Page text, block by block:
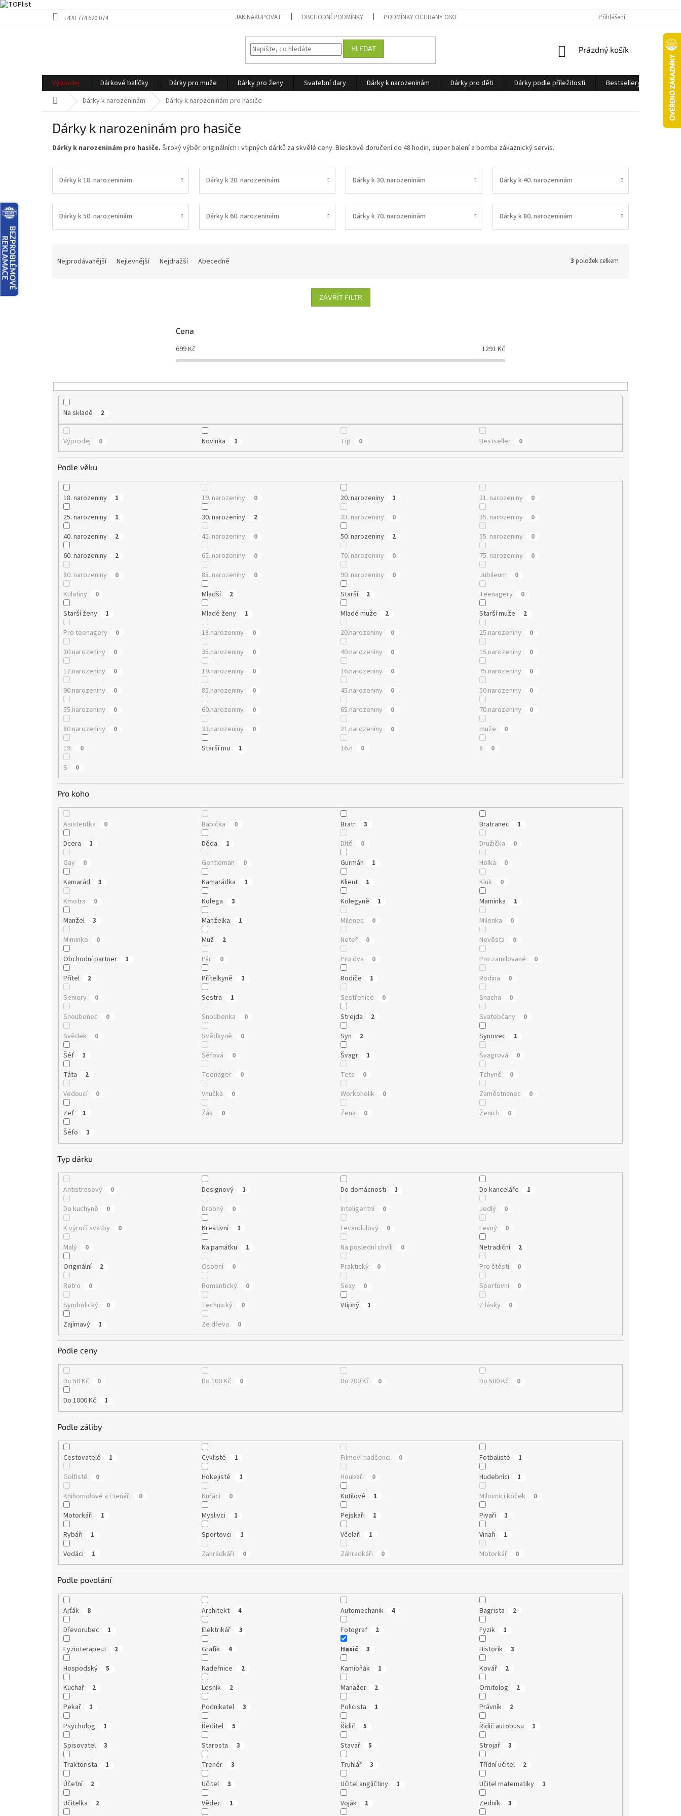
na
+420 774 620 074 JAK NAKUPOVAT OBCHODNÍ PODMÍNKY PODMÍNKY OCHRANY OSOBNÍCH ÚDAJŮ Přihlášení
HLEDAT
NÁKUPNÍ
Prázdný košík
Výprodej Dárkové balíčky Dárky pro muže Dárky pro ženy Svatební dary Dárky k narozeninám Dárky pro děti Dárky podle příležitosti Bestsellery
Domů Dárky k narozeninám Dárky k narozeninám pro hasiče
Dárky k narozeninám pro hasiče
Dárky k narozeninám pro hasiče. Široký výběr originálních i vtipných dárků za skvělé ceny. Bleskové doručení do 48 hodin, super balení a bomba zákaznický servis.
Dárky k 18. narozeninám Dárky k 20. narozeninám Dárky k 30. narozeninám Dárky k 40. narozeninám
Dárky k 50. narozeninám Dárky k 60. narozeninám Dárky k 70. narozeninám Dárky k 80. narozeninám
t
ů
Nejprodávanější Nejlevnější Nejdražší Abecedně 3 položek celkem
ZAVŘÍT FILTR
Cena
699Kč 1291 Kč
Na skladě 2
Výprodej 0 Novinka 1 Tip 0 Bestseller 0
Podle věku
18. narozeniny 1 19. narozeniny 0 20. narozeniny 1 21. narozeniny 0
25. narozeniny 1 30. narozeniny 2 33. narozeniny 0 35. narozeniny 0
40. narozeniny 2 45. narozeniny 0 50. narozeniny 2 55. narozeniny 0
60. narozeniny 2 65. narozeniny 0 70. narozeniny 0 75. narozeniny 0
80. narozeniny 0 85. narozeniny 0 90. narozeniny 0 Jubileum 0
Kulatiny 0 Mladší 2 Starší 2 Teenagery 0
Starší ženy 1 Mladé ženy 1 Mladé muže 2 Starší muže 2
Pro teenagery 0 18.narozeniny 0 20.narozeniny 0 25.narozeniny 0
30.narozeniny 0 35.narozeniny 0 40.narozeniny 0 15.narozeniny 0
17.narozeniny 0 19.narozeniny 0 16.narozeniny 0 75.narozeniny 0
90.narozeniny 0 85.narozeniny 0 45.narozeniny 0 50.narozeniny 0
55.narozeniny 0 60.narozeniny 0 65.narozeniny 0 70.narozeniny 0
80.narozeniny 0 33.narozeniny 0 21.narozeniny 0 muže 0
19. 0 Starší mu 1 16.n 0 8 0
S 0
Pro koho
Asistentka 0 Babička 0 Bratr 3 Bratranec 1
Dcera 1 Děda 1 Dítě 0 Družička 0
Gay 0 Gentleman 0 Gurmán 1 Holka 0
Kamarád 3 Kamarádka 1 Klient 1 Kluk 0
Kmotra 0 Kolega 3 Kolegyně 1 Maminka 1
Manžel 3 Manželka 1 Milenec 0 Milenka 0
Miminko 0 Muž 2 Neteř 0 Nevěsta 0
Obchodní partner 1 Pár 0 Pro dva 0 Pro zamilované 0
Přítel 2 Přítelkyně 1 Rodiče 1 Rodina 0
Seniory 0 Sestra 1 Sestřenice 0 Snacha 0
Snoubenec 0 Snoubenka 0 Strejda 2 Svatebčany 0
Svědek 0 Svědkyně 0 Syn 2 Synovec 1
Šéf 1 Šéfová 0 Švagr 1 Švagrová 0
Táta 2 Teenager 0 Teta 0 Tchyně 0
Vedoucí 0 Vnučka 0 Workoholik 0 Zaměstnanec 0
Zeť 1 Žák 0 Žena 0 Ženich 0
Šéfo 1
Typ dárku
Antistresový 0 Designový 1 Do domácnosti 1 Do kanceláře 1
Do kuchyně 0 Drobný 0 Inteligentní 0 Jedlý 0
K výročí svatby 0 Kreativní 1 Levandulový 0 Levný 0
Malý 0 Na památku 1 Na poslední chvíli 0 Netradiční 2
Originální 2 Osobní 0 Praktický 0 Pro štěstí 0
Retro 0 Romantický 0 Sexy 0 Sportovní 0
Symbolický 0 Technický 0 Vtipný 1 Z lásky 0
Zajímavý 1 Ze dřeva 0
Podle ceny
Do 50 Kč 0 Do 100 Kč 0 Do 200 Kč 0 Do 500 Kč 0
Do 1000 Kč 1
Podle záliby
Cestovatelé 1 Cyklisté 1 Filmoví nadšenci 0 Fotbalisté 1
Golfisté 0 Hokejisté 1 Houbaři 0 Hudebníci 1
Knihomolové a čtenáři 0 Kuřáci 0 Kutilové 1 Milovníci koček 0
Motorkáři 1 Myslivci 1 Pejskaři 1 Pivaři 1
Rybáři 1 Sportovci 1 Včelaři 1 Vinaři 1
Vodáci 1 Zahrádkáři 0 Záhradkáři 0 Motorkář 0
Podle povolání
Ajťák 8 Architekt 4 Automechanik 4 Bagrista 2
Dřevorubec 1 Elektrikář 3 Fotograf 2 Fyzik 1
Fyzioterapeut 2 Grafik 4 Hasič 3 Historik 3
Hospodský 5 Kadeřnice 2 Kamioňák 1 Kovář 2
Kuchař 2 Lesník 2 Manažer 2 Ornitolog 2
Pekař 1 Podnikatel 3 Policista 1 Právník 2
Psycholog 1 Ředitel 5 Řidič 5 Řidič autobusu 1
Spisovatel 3 Starosta 3 Stavař 5 Strojař 3
Traktorista 1 Trenér 3 Truhlář 3 Třídní učitel 2
Účetní 2 Učitel 3 Učitel angličtiny 1 Učitel matematiky 1
Učitelka 2 Vědec 1 Voják 1 Zedník 3